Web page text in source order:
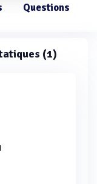
Questions
(1)